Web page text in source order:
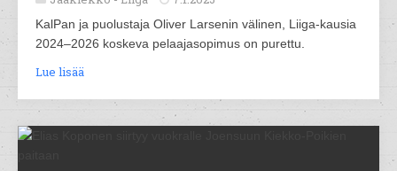
KalPan ja puolustaja Oliver Larsenin välinen, Liiga-kausia
2024–2026 koskeva pelaajasopimus on purettu.
Lue lisää